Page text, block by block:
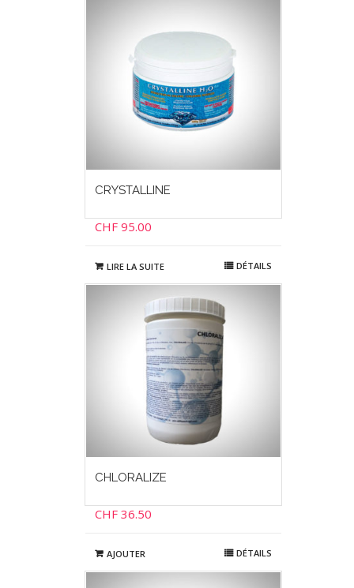
CRYSTALLINE
CHF95.00
LIRE LA SUITE DÉTAILS
CHLORALIZE
CHF36.50
AJOUTER DÉTAILS